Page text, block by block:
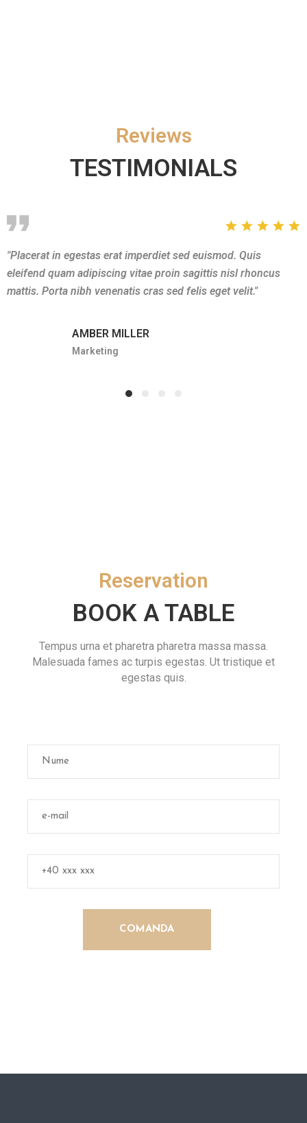
Reviews
TESTIMONIALS
"Placerat in egestas erat imperdiet sed euismod. Quis
eleifend quam adipiscing vitae proin sagittis nisl rhoncus
mattis. Porta nibh venenatis cras sed felis eget velit."
AMBER MILLER
Marketing
Reservation
BOOK A TABLE
Tempus urna et pharetra pharetra massa massa.
Malesuada fames ac turpis egestas. Ut tristique et
egestas quis.